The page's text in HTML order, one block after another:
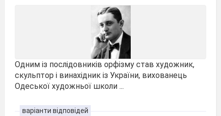
Одним із послідовників орфізму став художник,
скульптор і винахідник із України, вихованець
Одеської художньої школи ...
варіанти відповідей